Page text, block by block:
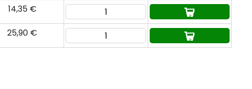
14,35 €
25,90 €